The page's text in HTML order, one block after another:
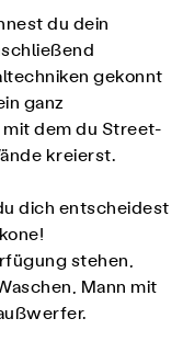
du dein
gekonnt
ganz
dem du Street-
kreierst.
dich entscheidest
stehen,
Mann mit